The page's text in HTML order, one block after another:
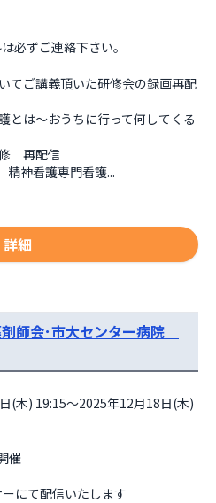
必ずご連絡下さい。
てご講義頂いた研修会の録画再配
とは～おうちに行って何してくる
　再配信
精神看護専門看護...
詳細
師会･市大センター病院
(木) 19:15～2025年12月18日(木)
ナーにて配信いたします